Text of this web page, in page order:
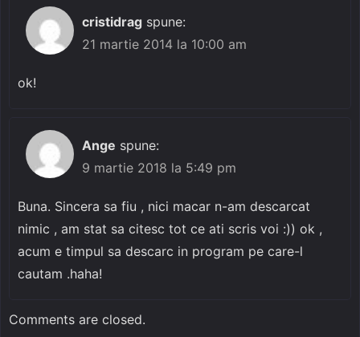
cristidrag spune:
21 martie 2014 la 10:00 am
ok!
Ange spune:
9 martie 2018 la 5:49 pm
Buna. Sincera sa fiu , nici macar n-am descarcat
nimic , am stat sa citesc tot ce ati scris voi :)) ok ,
acum e timpul sa descarc in program pe care-l
cautam .haha!
Comments are closed.